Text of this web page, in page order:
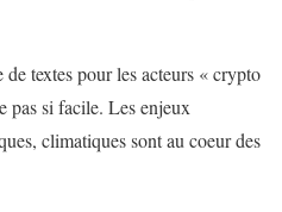
textes pour les acteurs « crypto
pas si facile. Les enjeux
climatiques sont au coeur des